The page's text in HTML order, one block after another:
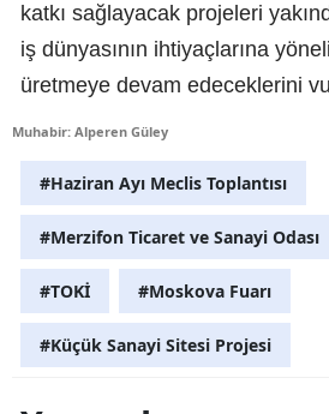
katkı sağlayacak projeleri
iş dünyasının ihtiyaçlarına
üretmeye devam edeceklerini
Muhabir: Alperen Güley
#Haziran Ayı Meclis Toplantısı
#Merzifon Ticaret ve Sanayi Odası
#TOKİ #Moskova Fuarı
#Küçük Sanayi Sitesi Projesi